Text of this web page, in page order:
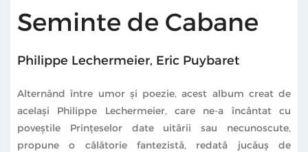
Seminte de Cabane
Philippe Lechermeier, Eric Puybaret
Alternând între umor şi poezie, acest album creat de
acelaşi Philippe Lechermeier, care ne-a încântat cu
poveştile Prinţeselor date uitării sau necunoscute,
propune o călătorie fantezistă, redată jucăuş de